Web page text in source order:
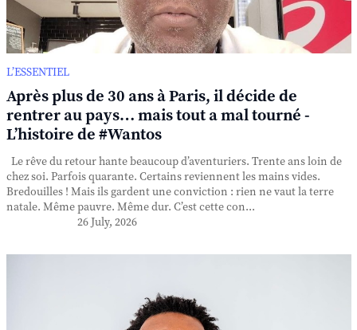
L’ESSENTIEL
Après plus de 30 ans à Paris, il décide de
rentrer au pays… mais tout a mal tourné -
L’histoire de #Wantos
Le rêve du retour hante beaucoup d’aventuriers. Trente ans loin de
chez soi. Parfois quarante. Certains reviennent les mains vides.
Bredouilles ! Mais ils gardent une conviction : rien ne vaut la terre
natale. Même pauvre. Même dur. C’est cette con...
26 July, 2026